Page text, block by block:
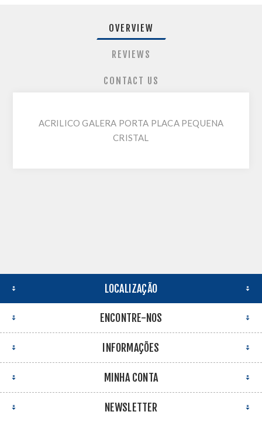
OVERVIEW
REVIEWS
CONTACT US
ACRILICO GALERA PORTA PLACA PEQUENA
CRISTAL
LOCALIZAÇÃO
ENCONTRE-NOS
INFORMAÇÕES
MINHA CONTA
NEWSLETTER